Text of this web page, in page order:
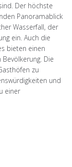
Der höchste
Panoramablick
Wasserfall, der
ein. Auch die
bieten einen
Die
zu
und
einer